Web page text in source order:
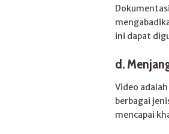
ini dapat
d.
Video
berbagai
mencapai